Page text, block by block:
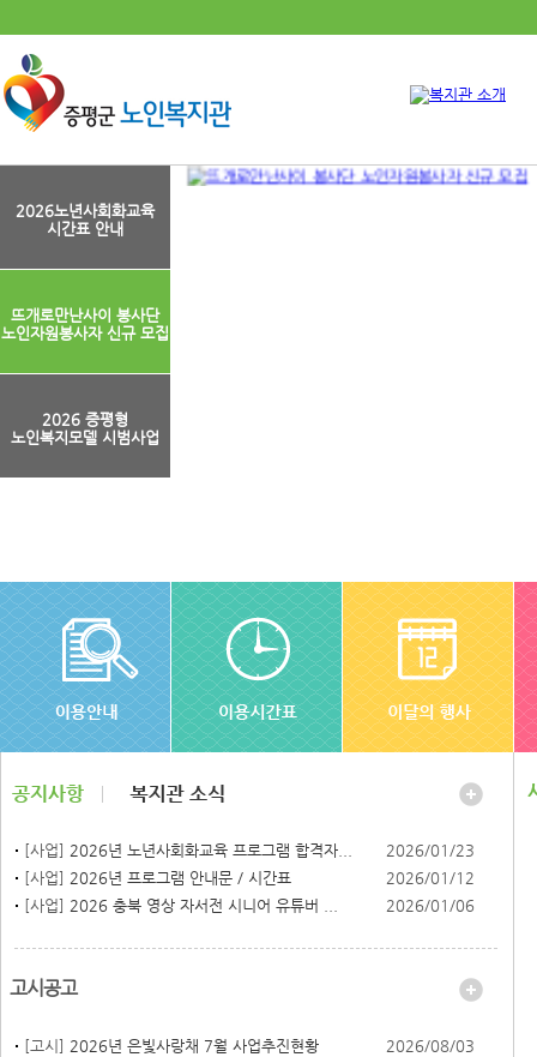
2026노년사회화교육
시간표 안내
뜨개로만난사이 봉사단
노인자원봉사자 신규 모집
2026 증평형
노인복지모델 시범사업
[사업] 2026년 노년사회화교육 프로그램 합격자...
2026/01/23
[사업] 2026년 프로그램 안내문 / 시간표
2026/01/12
[사업] 2026 충북 영상 자서전 시니어 유튜버 ... 2026/01/06
고시공고
[고시] 2026년 은빛사랑채 7월 사업추진현황
2026/08/03